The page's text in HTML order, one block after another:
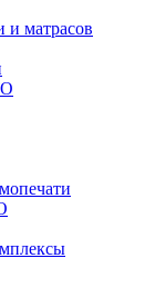
и матрасов